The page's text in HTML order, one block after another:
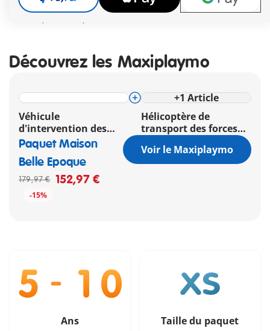
16,99 €
Découvrez les Maxiplaymo
Véhicule
d'intervention des
forces spéciales
+1 Article
Hélicoptère de
transport des forces
Paquet Maison
Belle Epoque
179,97 € 152,97 €
-15%
Voir le Maxiplaymo
Ans Taille du paquet